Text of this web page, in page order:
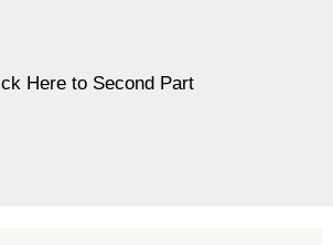
Here to Second Part